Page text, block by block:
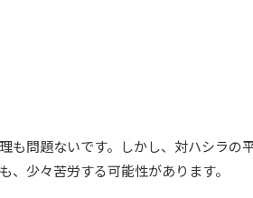
も問題ないです。しかし、対ハシラの
少々苦労する可能性があります。